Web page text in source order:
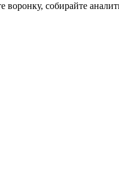
воронку, собирайте